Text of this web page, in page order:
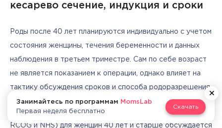
кесарево сечение, индукция и сроки
Роды после 40 лет планируются индивидуально с учетом
состояния женщины, течения беременности и данных
наблюдения в третьем триместре. Сам по себе возраст
не является показанием к операции, однако влияет на
тактику обсуждения сроков и способа родоразрешения.
Во многих клинических рекомендациях (в том числе
RCOG и NHS) для женщин 40 лет и старше обсуждается
Занимайтесь по программам
MomsLab
Первая неделя бесплатно
Скачать